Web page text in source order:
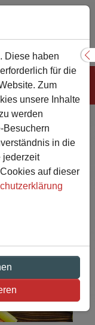
Diese haben
für die
Zum
unsere Inhalte
werden
Besuchern
in die
jederzeit
auf dieser